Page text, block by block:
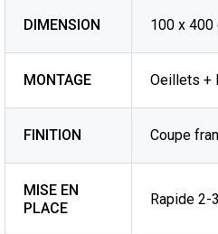
DIMENSION 100 x 400
MONTAGE Oeillets +
FINITION Coupe
MISE EN
PLACE
Rapide 2-